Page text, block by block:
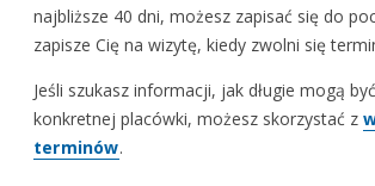
najbliższe 40 dni, możesz zapisać się do
zapisze Cię na wizytę, kiedy zwolni się
Jeśli szukasz informacji, jak długie mogą
konkretnej placówki, możesz skorzystać z
terminów.
Miejscowość Adres
Wczytywanie danych...
Wybierz województwo z listy
Nazwa lub adres placówki
Wybierz województwo z listy